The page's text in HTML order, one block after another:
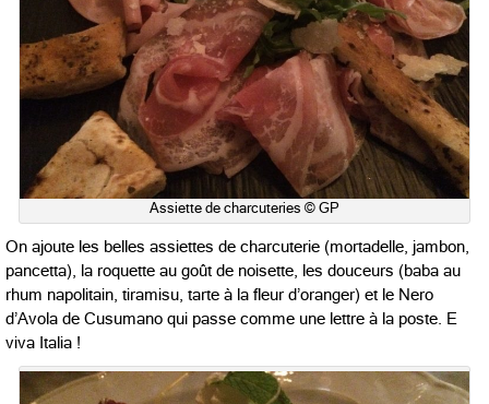
Assiette de charcuteries © GP
On ajoute les belles assiettes de charcuterie (mortadelle, jambon,
pancetta), la roquette au goût de noisette, les douceurs (baba au
rhum napolitain, tiramisu, tarte à la fleur d’oranger) et le Nero
d’Avola de Cusumano qui passe comme une lettre à la poste. E
viva Italia !